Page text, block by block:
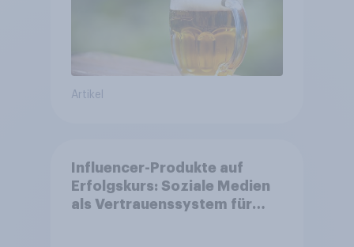
Artikel
Influencer-Produkte auf
Erfolgskurs: Soziale Medien
als Vertrauenssystem für